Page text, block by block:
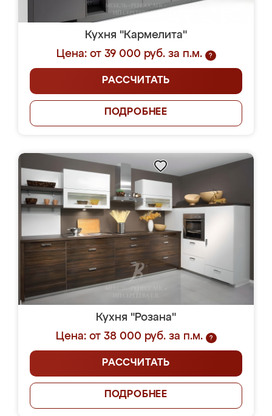
Кухня "Кармелита"
Цена: от 39 000 руб. за п.м.
?
РАССЧИТАТЬ
ПОДРОБНЕЕ
Кухня "Розана"
Цена: от 38 000 руб. за п.м.
?
РАССЧИТАТЬ
ПОДРОБНЕЕ